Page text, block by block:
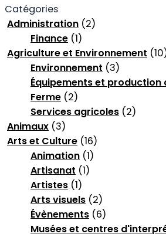
Catégories
Administration (2)
Finance (1)
Agriculture et Environnement
Environnement (3)
Équipements et production
Ferme (2)
Services agricoles (2)
Animaux (3)
Arts et Culture (16)
Animation (1)
Artisanat (1)
Artistes (1)
Arts visuels (2)
Évènements (6)
Musées et centres